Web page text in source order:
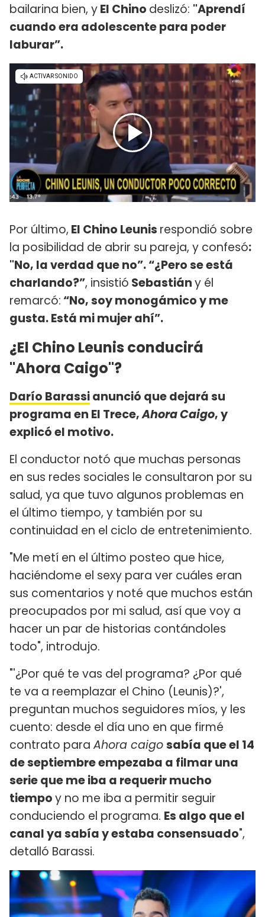
bailarina bien, yEl Chino deslizó: "Aprendí
cuando era adolescente para poder
laburar”.
Por último, El Chino Leunis respondió sobre
la posibilidad de abrir su pareja, y confesó:
"No, la verdad que no”. “¿Pero se está
charlando?”, insistió Sebastiány él
remarcó: “No, soy monogámico y me
gusta. Está mi mujer ahí”.
¿El Chino Leunis conducirá
"Ahora Caigo"?
Darío Barassianunció que dejará su
programa en El Trece,Ahora Caigo, y
explicó el motivo.
El conductor notó que muchas personas
en sus redes sociales le consultaron por su
salud, ya que tuvo algunos problemas en
el último tiempo, y también por su
continuidad en el ciclo de entretenimiento.
"Me metí en el último posteo que hice,
haciéndome el sexy para ver cuáles eran
sus comentarios y noté que muchos están
preocupados por mi salud, así que voy a
hacer un par de historias contándoles
todo", introdujo.
"'¿Por qué te vas del programa? ¿Por qué
te va a reemplazar el Chino (Leunis)?',
preguntan muchos seguidores míos, y les
cuento: desde el día uno en que firmé
contrato paraAhora caigosabía que el 14
de septiembre empezaba a filmar una
serie que me iba a requerir mucho
tiempoy no me iba a permitir seguir
conduciendo el programa. Es algo que el
canal ya sabía y estaba consensuado",
detalló Barassi.